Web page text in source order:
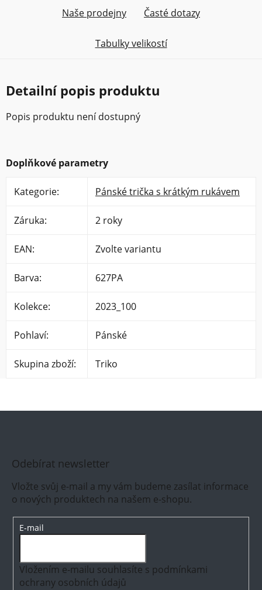
Naše prodejny Časté dotazy
Tabulky velikostí
Detailní popis produktu
Popis produktu není dostupný
Doplňkové parametry
Kategorie: Pánské trička s krátkým rukávem
Záruka: 2 roky
EAN: Zvolte variantu
Barva: 627PA
Kolekce: 2023_100
Pohlaví: Pánské
Skupina zboží: Triko
Odebírat newsletter
Vložte svůj e-mail a my vám budeme zasílat informace
o nových produktech na našem e-shopu.
E-mail
Vložením e-mailu souhlasíte s podmínkami
ochrany osobních údajů